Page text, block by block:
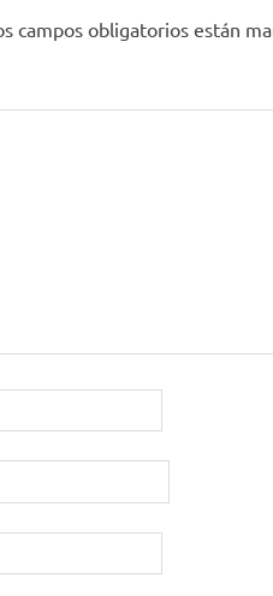
campos obligatorios están